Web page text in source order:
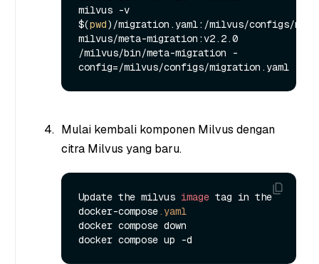
milvus -v
$(pwd)/migration.yaml:/milvus/configs/
milvus/meta-migration:v2.2.0
/milvus/bin/meta-migration -
Mulai kembali komponen Milvus dengan
citra Milvus yang baru.
Update the milvus image tag in the
docker-compose .yaml
docker compose down